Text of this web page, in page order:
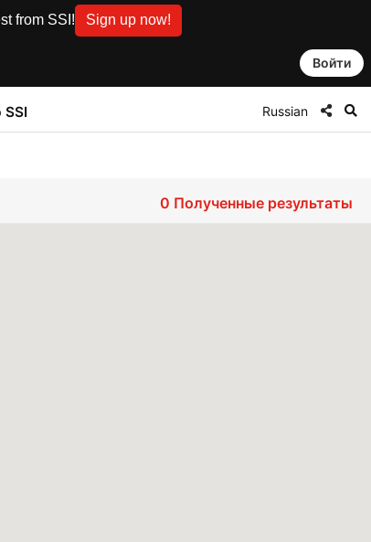
from SSI! Sign up now!
Войти
SSI Russian
0 Полученные результаты